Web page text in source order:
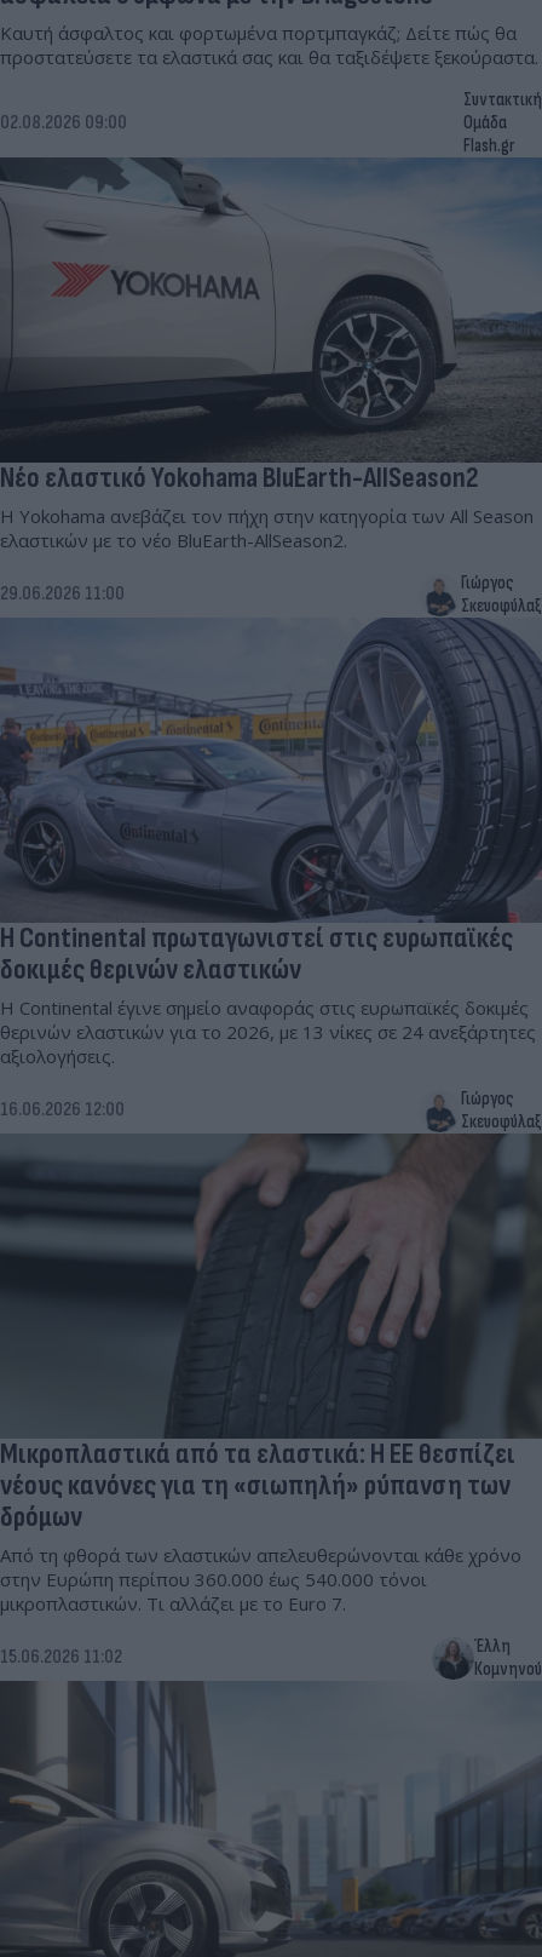
Καυτή άσφαλτος και φορτωμένα πορτμπαγκάζ; Δείτε πώς θα
προστατεύσετε τα ελαστικά σας και θα ταξιδέψετε ξεκούραστα.
02.08.2026 09:00
Συντακτική
Ομάδα
Flash.gr
Νέο ελαστικό Yokohama BluEarth-AllSeason2
Η Yokohama ανεβάζει τον πήχη στην κατηγορία των All Season
ελαστικών με το νέο BluEarth-AllSeason2.
29.06.2026 11:00
Γιώργος
Σκευοφύλαξ
Η Continental πρωταγωνιστεί στις ευρωπαϊκές
δοκιμές θερινών ελαστικών
Η Continental έγινε σημείο αναφοράς στις ευρωπαϊκές δοκιμές
θερινών ελαστικών για το 2026, με 13 νίκες σε 24 ανεξάρτητες
αξιολογήσεις.
16.06.2026 12:00
Γιώργος
Σκευοφύλαξ
Μικροπλαστικά από τα ελαστικά: Η ΕΕ θεσπίζει
νέους κανόνες για τη «σιωπηλή» ρύπανση των
δρόμων
Από τη φθορά των ελαστικών απελευθερώνονται κάθε χρόνο
στην Ευρώπη περίπου 360.000 έως 540.000 τόνοι
μικροπλαστικών. Τι αλλάζει με το Euro 7.
15.06.2026 11:02
Έλλη
Κομνηνού